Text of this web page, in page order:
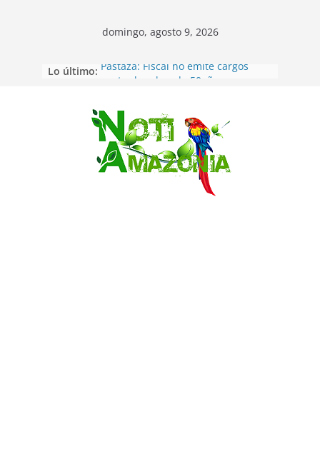
Saltar
domingo, agosto 9, 2026
Lo último: Pastaza: Fiscal no emite cargos
con una menor de10 años en
frontera sur
Napo: presunto sicariato en cantón
Archidona
Ecuador: dos jóvenes de 22 años
desaparecidos fueron encontrados
muertos en Puerto lopez